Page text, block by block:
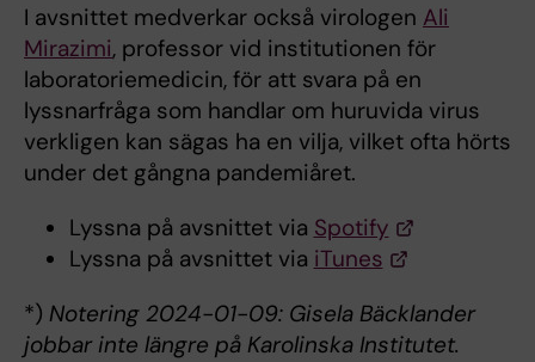
I avsnittet medverkar också virologen Ali
Mirazimi, professor vid institutionen för
laboratoriemedicin, för att svara på en
lyssnarfråga som handlar om huruvida virus
verkligen kan sägas ha en vilja, vilket ofta hörts
under det gångna pandemiåret.
Lyssna på avsnittet via Spotify
Lyssna på avsnittet via iTunes
*) Notering 2024-01-09: Gisela Bäcklander
jobbar inte längre på Karolinska Institutet.